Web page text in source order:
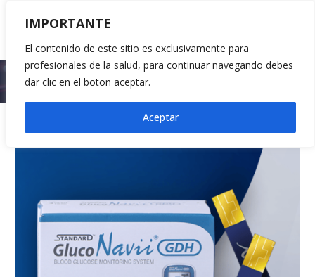
IMPORTANTE
El contenido de este sitio es exclusivamente para
profesionales de la salud, para continuar navegando debes
dar clic en el boton aceptar.
Aceptar
Inicio 2023 diciembre